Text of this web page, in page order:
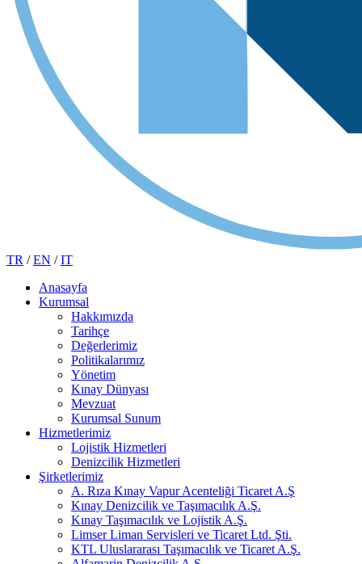
TR /EN /IT
Anasayfa
Kurumsal
Hakkımızda
Tarihçe
Değerlerimiz
Politikalarımız
Yönetim
Kınay Dünyası
Mevzuat
Kurumsal Sunum
Hizmetlerimiz
Lojistik Hizmetleri
Denizcilik Hizmetleri
Şirketlerimiz
A. Rıza Kınay Vapur Acenteliği Ticaret A.Ş
Kınay Denizcilik ve Taşımacılık A.Ş.
Kınay Taşımacılık ve Lojistik A.Ş.
Limser Liman Servisleri ve Ticaret Ltd. Şti.
KTL Uluslararası Taşımacılık ve Ticaret A.Ş.